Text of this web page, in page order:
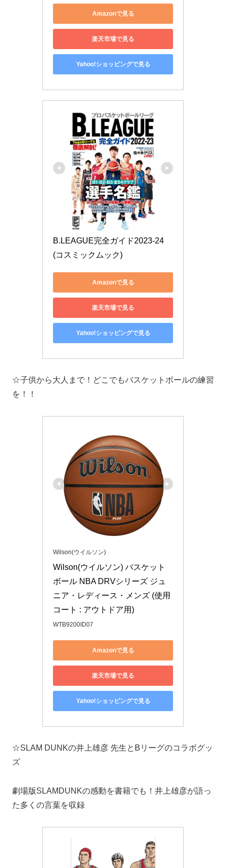
Amazonで見る
楽天市場で見る
Yahoo!ショッピングで見る
B.LEAGUE完全ガイド2023-24
(コスミックムック)
Amazonで見る
楽天市場で見る
Yahoo!ショッピングで見る
☆子供から大人まで！どこでもバスケットボールの練習
を！！
Wilson(ウイルソン)
Wilson(ウイルソン) バスケット
ボール NBA DRVシリーズ ジュ
ニア・レディース・メンズ (使用
コート : アウトドア用)
WTB9200ID07
Amazonで見る
楽天市場で見る
Yahoo!ショッピングで見る
☆SLAM DUNKの井上雄彦 先生とBリーグのコラボグッ
ズ
劇場版SLAMDUNKの感動を書籍でも！井上雄彦が語っ
た多くの言葉を収録